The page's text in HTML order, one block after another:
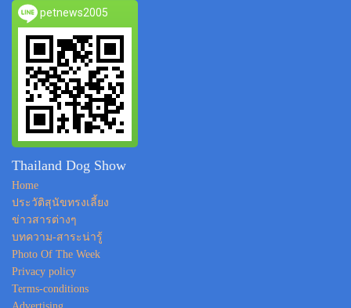
petnews2005
Thailand Dog Show
Home
ประวัติสุนัขทรงเลี้ยง
ข่าวสารต่างๆ
บทความ-สาระน่ารู้
Photo Of The Week
Privacy policy
Terms-conditions